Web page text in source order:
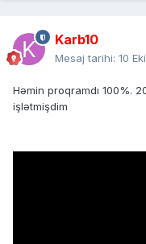
Karb10
Mesaj tarihi: 10
Həmin proqramdı 100%.
işlətmişdim